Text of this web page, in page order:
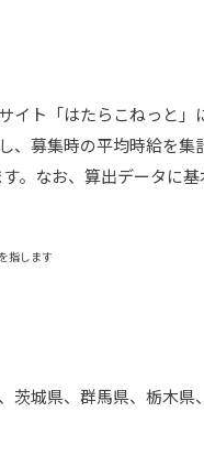
ト「はたらこねっと」
、募集時の平均時給を
。なお、算出データに
指します
茨城県、群馬県、栃木県